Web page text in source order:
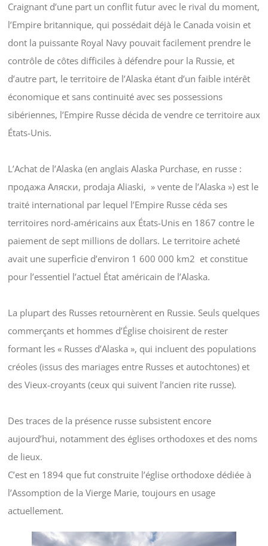
Craignant d’une part un conflit futur avec le rival du moment,
l’Empire britannique, qui possédait déjà le Canada voisin et
dont la puissante Royal Navy pouvait facilement prendre le
contrôle de côtes difficiles à défendre pour la Russie, et
d’autre part, le territoire de l’Alaska étant d’un faible intérêt
économique et sans continuité avec ses possessions
sibériennes, l’Empire Russe décida de vendre ce territoire aux
États-Unis.
L’Achat de l’Alaska (en anglais Alaska Purchase, en russe :
продажа Аляски, prodaja Aliaski, » vente de l’Alaska ») est le
traité international par lequel l’Empire Russe céda ses
territoires nord-américains aux États-Unis en 1867 contre le
paiement de sept millions de dollars. Le territoire acheté
avait une superficie d’environ 1 600 000 km2 et constitue
pour l’essentiel l’actuel État américain de l’Alaska.
La plupart des Russes retournèrent en Russie. Seuls quelques
commerçants et hommes d’Église choisirent de rester
formant les « Russes d’Alaska », qui incluent des populations
créoles (issus des mariages entre Russes et autochtones) et
des Vieux-croyants (ceux qui suivent l’ancien rite russe).
Des traces de la présence russe subsistent encore
aujourd’hui, notamment des églises orthodoxes et des noms
de lieux.
C’est en 1894 que fut construite l’église orthodoxe dédiée à
l’Assomption de la Vierge Marie, toujours en usage
actuellement.